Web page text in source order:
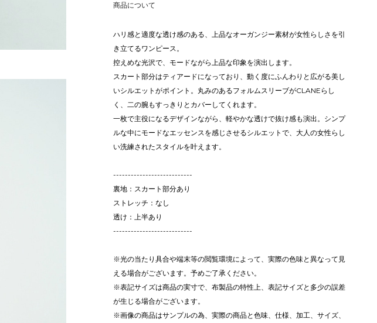
商品について
ハリ感と適度な透け感のある、上品なオーガンジー素材が女性らしさを引
き立てるワンピース。
控えめな光沢で、モードながら上品な印象を演出します。
スカート部分はティアードになっており、動く度にふんわりと広がる美し
いシルエットがポイント。丸みのあるフォルムスリーブがCLANEらし
く、二の腕もすっきりとカバーしてくれます。
一枚で主役になるデザインながら、軽やかな透けで抜け感も演出。シンプ
ルな中にモードなエッセンスを感じさせるシルエットで、大人の女性らし
い洗練されたスタイルを叶えます。
---------------------------
裏地：スカート部分あり
ストレッチ：なし
透け：上半あり
---------------------------
※光の当たり具合や端末等の閲覧環境によって、実際の色味と異なって見
える場合がございます。予めご了承ください。
※表記サイズは商品の実寸で、布製品の特性上、表記サイズと多少の誤差
が生じる場合がございます。
※画像の商品はサンプルの為、実際の商品と色味、仕様、加工、サイズ、